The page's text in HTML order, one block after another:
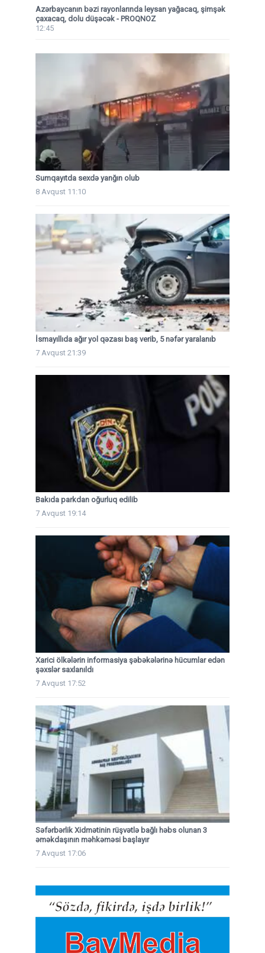
Azərbaycanın bəzi rayonlarında leysan yağacaq, şimşək
çaxacaq, dolu düşəcək - PROQNOZ
12:45
Sumqayıtda sexdə yanğın olub
8 Avqust 11:10
İsmayıllıda ağır yol qəzası baş verib, 5 nəfər yaralanıb
7 Avqust 21:39
Bakıda parkdan oğurluq edilib
7 Avqust 19:14
Xarici ölkələrin informasiya şəbəkələrinə hücumlar edən
şəxslər saxlanıldı
7 Avqust 17:52
Səfərbərlik Xidmətinin rüşvətlə bağlı həbs olunan 3
əməkdaşının məhkəməsi başlayır
7 Avqust 17:06